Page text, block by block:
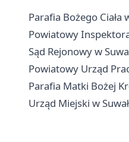
Parafia Bożego
Powiatowy
Sąd Rejonowy w
Powiatowy Urząd
Parafia Matki Bożej
Urząd Miejski w